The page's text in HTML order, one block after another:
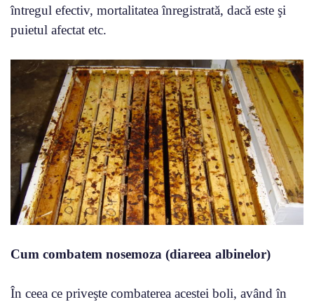
întregul efectiv, mortalitatea înregistrată, dacă este şi
puietul afectat etc.
Cum combatem nosemoza (diareea albinelor)
În ceea ce priveşte combaterea acestei boli, având în